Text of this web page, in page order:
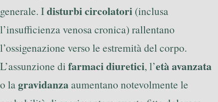
generale. Idisturbi circolatori (inclusa
l’insufficienza venosa cronica) rallentano
l’ossigenazione verso le estremità del corpo.
L’assunzione di farmaci diuretici, l’età avanzata
o lagravidanzaaumentano notevolmente le